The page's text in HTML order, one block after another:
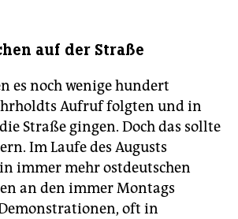
auf der Straße
es noch wenige hundert
Aufruf folgten und in
Straße gingen. Doch das sollte
Im Laufe des Augusts
immer mehr ostdeutschen
an den immer Montags
oft in